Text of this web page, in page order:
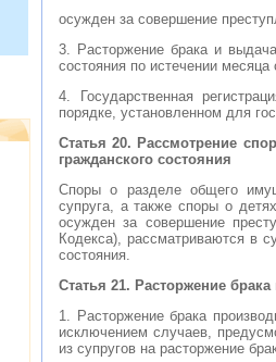
осужден за совершение
3. Расторжение брака и
состояния по истечении
4. Государственная
порядке, установленном для
Статья 20. Рассмотрение
гражданского состояния
Споры о разделе общего
супруга, а также споры о
осужден за совершение
Кодекса), рассматриваются в
состояния.
Статья 21. Расторжение
1. Расторжение брака
исключением случаев,
из супругов на расторжение